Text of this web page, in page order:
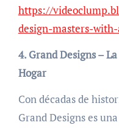
https://
design-masters-
4. Grand Designs –
Hogar
Con décadas de
Grand Designs es